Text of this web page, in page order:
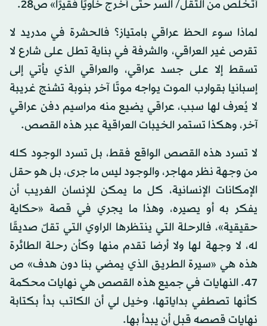
أتخلص من الثقل/ السر حتى أخرج خاويًا فقيرًا» ص28.
لماذا سوء الحظ عراقي بامتياز؟ فالحشرة في مدريد لا
تقرص غير العراقي، والشرفة في بناية تطل على شارع لا
تسقط إلا على جسد عراقي، والعراقي الذي يأتي إلى
إسبانيا بقوارب الموت يواجه موتًا آخر بنوبة تشنج غريبة
لا يُعرف لها سبب، عراقي يضيع منه مراسيم دفن عراقي
آخر، وهكذا تستمر الخيبات العراقية عبر هذه القصص.
لا تسرد هذه القصص الواقع فقط، بل تسرد الوجود كله
من وجهة نظر مهاجر، والوجود ليس ما جرى، بل هو حقل
الإمكانات الإنسانية، كل ما يمكن للإنسان الغريب أن
يفكر به أو يصيره، وهذا ما يجري في قصة «حكاية
حقيقية»، فالرحلة التي ينتظرها الراوي التي تقلّ صديقًا
له، لا وجهة لها ولا أرضا تقدم منها وكأن رحلة الطائرة
هذه هي «سيرة الطريق الذي يمضي بنا دون هدف» ص
47. النهايات في جميع هذه القصص هي نهايات محكمة
كأنها تصطفي بداياتها، وخيل لي أن الكاتب بدأ بكتابة
نهايات قصصه قبل أن يبدأ بها.